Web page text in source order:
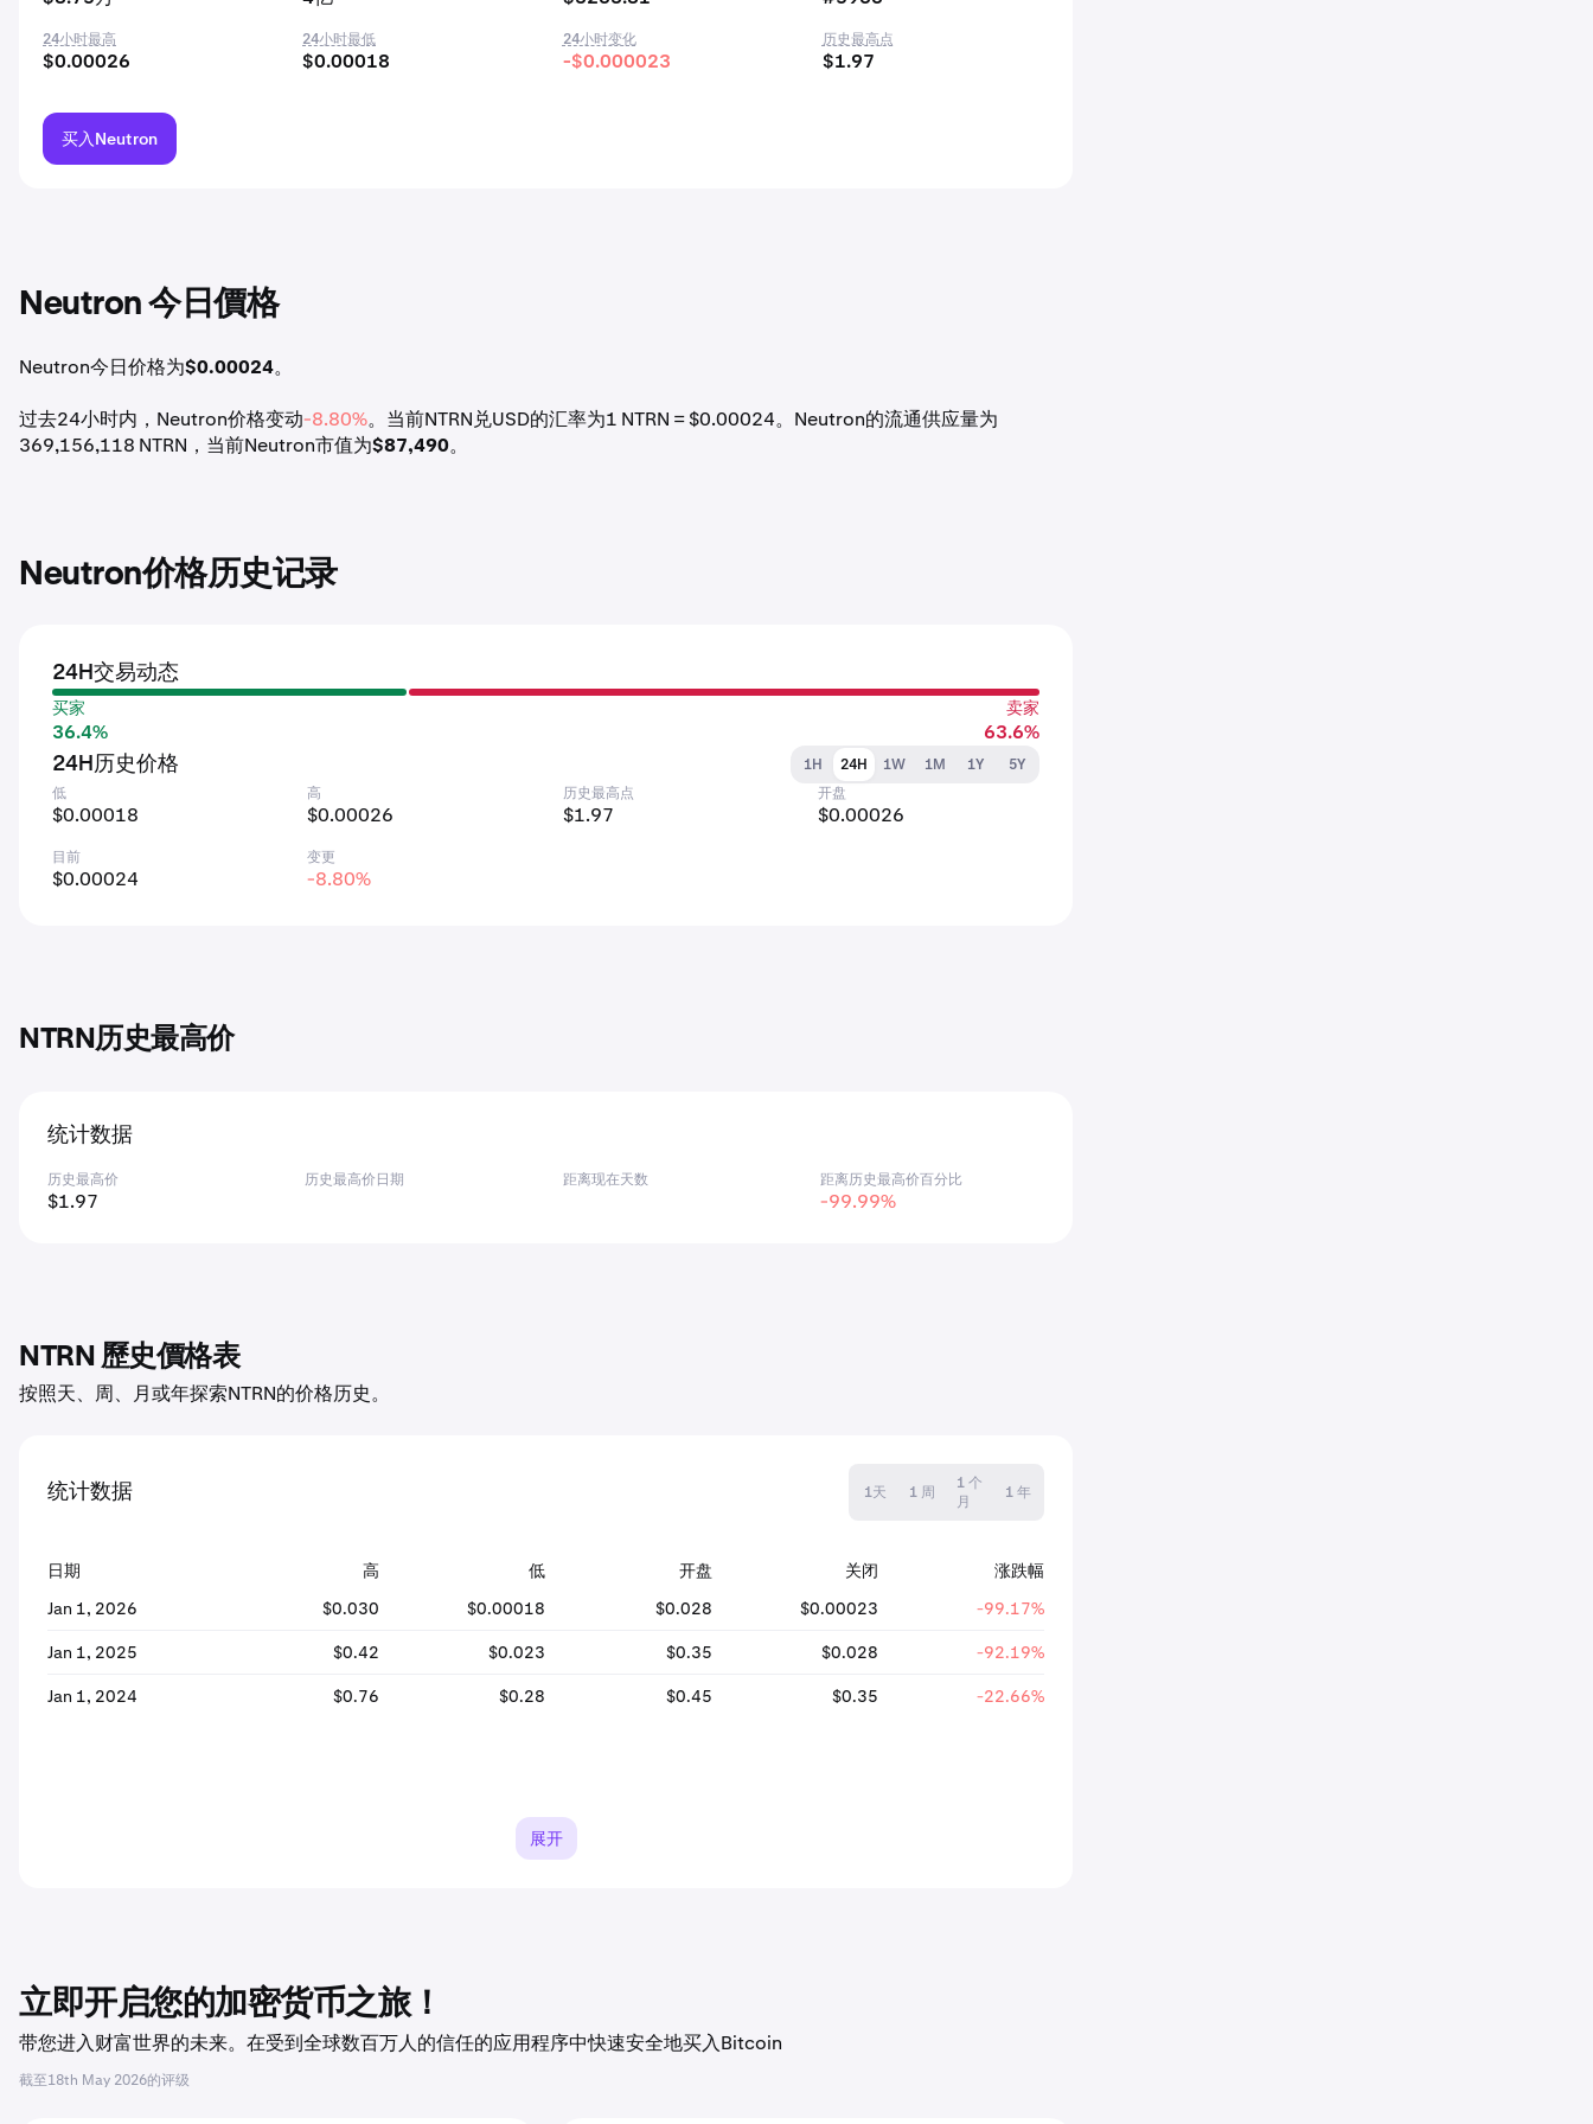
24小时最高
$0.00026
24小时最低
$0.00018
24小时变化
-$0.000023
历史最高点
$1.97
买入Neutron
Neutron 今日價格
Neutron今日价格为$0.00024。
过去24小时内，Neutron价格变动-8.80%。当前NTRN兑USD的汇率为1 NTRN = $0.00024。Neutron的流通供应量为
369,156,118 NTRN，当前Neutron市值为$87,490。
Neutron价格历史记录
24H交易动态
买家
36.4%
卖家
63.6%
24H历史价格 1H 24H 1W 1M 1Y
5Y
低
$0.00018
高
$0.00026
历史最高点
$1.97
开盘
$0.00026
目前
$0.00024
变更
-8.80%
NTRN历史最高价
统计数据
历史最高价
$1.97
历史最高价日期 距离现在天数 距离历史最高价百分比
-99.99%
NTRN 歷史價格表
按照天、周、月或年探索NTRN的价格历史。
统计数据 1天 1 周
1 个
月
1 年
日期 高 低 开盘 关闭
涨跌幅
Jan 1, 2026
$0.030 $0.00018 $0.028 $0.00023 -99.17%
Jan 1, 2025 $0.42 $0.023 $0.35 $0.028 -92.19%
Jan 1, 2024 $0.76 $0.28 $0.45 $0.35 -22.66%
展开
立即开启您的加密货币之旅！
带您进入财富世界的未来。在受到全球数百万人的信任的应用程序中快速安全地买入Bitcoin
截至18th May 2026的评级